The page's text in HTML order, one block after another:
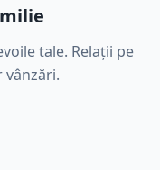
tale. Relații pe